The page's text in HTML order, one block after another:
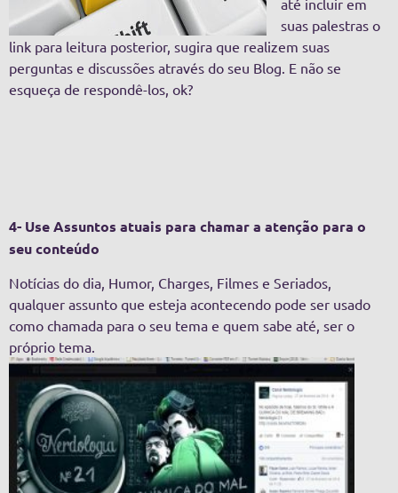
até incluir em
suas palestras o
link para leitura posterior, sugira que realizem suas
perguntas e discussões através do seu Blog. E não se
esqueça de respondê-los, ok?
4- Use Assuntos atuais para chamar a atenção para o
seu conteúdo
Notícias do dia, Humor, Charges, Filmes e Seriados,
qualquer assunto que esteja acontecendo pode ser usado
como chamada para o seu tema e quem sabe até, ser o
próprio tema.